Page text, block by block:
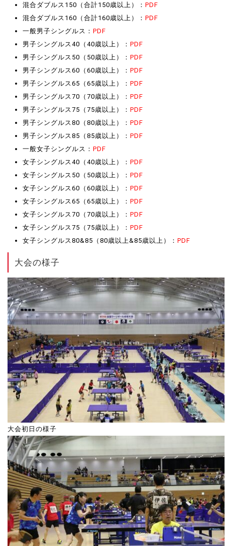
混合ダブルス150（合計150歳以上）： PDF
混合ダブルス160（合計160歳以上）： PDF
一般男子シングルス： PDF
男子シングルス40（40歳以上）： PDF
男子シングルス50（50歳以上）： PDF
男子シングルス60（60歳以上）： PDF
男子シングルス65（65歳以上）： PDF
男子シングルス70（70歳以上）： PDF
男子シングルス75（75歳以上）： PDF
男子シングルス80（80歳以上）： PDF
男子シングルス85（85歳以上）： PDF
一般女子シングルス： PDF
女子シングルス40（40歳以上）： PDF
女子シングルス50（50歳以上）： PDF
女子シングルス60（60歳以上）： PDF
女子シングルス65（65歳以上）： PDF
女子シングルス70（70歳以上）： PDF
女子シングルス75（75歳以上）： PDF
女子シングルス80&85（80歳以上&85歳以上）： PDF
大会の様子
大会初日の様子